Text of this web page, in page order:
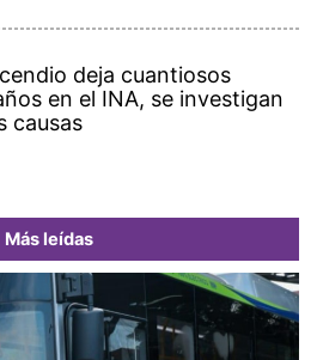
deja cuantiosos
en el INA, se investigan
causas
Más leídas